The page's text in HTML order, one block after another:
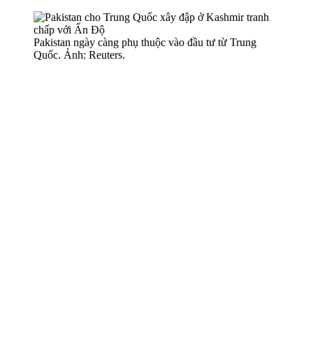
Pakistan ngày càng phụ thuộc vào đầu tư từ Trung
Quốc. Ảnh: Reuters.